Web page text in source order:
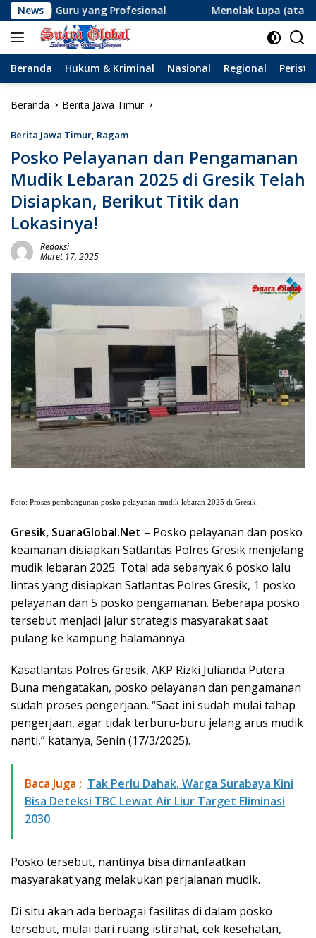
Langsung
ke
konten
News
yang Profesional Menolak Lupa (atau Lupa
Beranda Hukum & Kriminal Nasional Regional
Beranda Berita Jawa Timur
Berita Jawa Timur, Ragam
Posko Pelayanan dan Pengamanan
Mudik Lebaran 2025 di Gresik Telah
Disiapkan, Berikut Titik dan
Lokasinya!
Redaksi
Maret 17, 2025
Foto: Proses pembangunan posko pelayanan mudik lebaran 2025 di Gresik.
Gresik, SuaraGlobal.Net – Posko pelayanan dan posko
keamanan disiapkan Satlantas Polres Gresik menjelang
mudik lebaran 2025. Total ada sebanyak 6 posko lalu
lintas yang disiapkan Satlantas Polres Gresik, 1 posko
pelayanan dan 5 posko pengamanan. Beberapa posko
tersebut menjadi jalur strategis masyarakat saat
pulang ke kampung halamannya.
Kasatlantas Polres Gresik, AKP Rizki Julianda Putera
Buna mengatakan, posko pelayanan dan pengamanan
sudah proses pengerjaan. “Saat ini sudah mulai tahap
pengerjaan, agar tidak terburu-buru jelang arus mudik
nanti,” katanya, Senin (17/3/2025).
Baca Juga ; Tak Perlu Dahak, Warga Surabaya Kini
Bisa Deteksi TBC Lewat Air Liur Target Eliminasi
2030
Posko tersebut, nantinya bisa dimanfaatkan
masyarakat yang melakukan perjalanan mudik.
Di situ akan ada berbagai fasilitas di dalam posko
tersebut, mulai dari ruang istirahat, cek kesehatan,